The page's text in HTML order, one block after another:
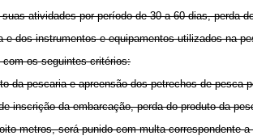
atividades por período de 30 a 60 dias, perda
dos instrumentos e equipamentos utilizados na
com os seguintes critérios:
da pescaria e apreensão dos petrechos de pesca
inscrição da embarcação, perda do produto da
metros, será punido com multa correspondente